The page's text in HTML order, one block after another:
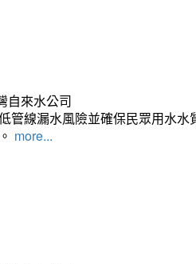
自來水公司
管線漏水風險並確保民眾用水
more...